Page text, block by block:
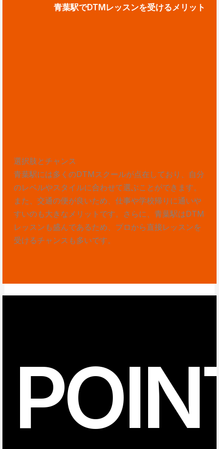
青葉駅でDTMレッスンを受けるメリット
選択肢とチャンス
青葉駅には多くのDTMスクールが点在しており、自分
のレベルやスタイルに合わせて選ぶことができます。
また、交通の便が良いため、仕事や学校帰りに通いや
すいのも大きなメリットです。さらに、青葉駅はDTM
レッスンも盛んであるため、プロから直接レッスンを
受けるチャンスも多いです。